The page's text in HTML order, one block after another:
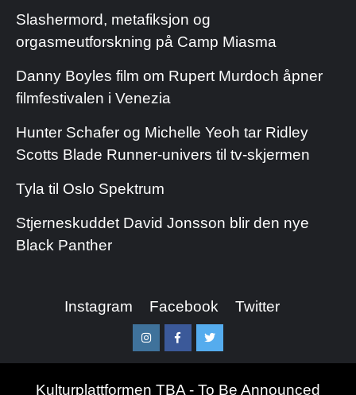
Slashermord, metafiksjon og
orgasmeutforskning på Camp Miasma
Danny Boyles film om Rupert Murdoch åpner
filmfestivalen i Venezia
Hunter Schafer og Michelle Yeoh tar Ridley
Scotts Blade Runner-univers til tv-skjermen
Tyla til Oslo Spektrum
Stjerneskuddet David Jonsson blir den nye
Black Panther
Instagram Facebook Twitter
InstagramFacebookTwitter
Kulturplattformen TBA - To Be Announced